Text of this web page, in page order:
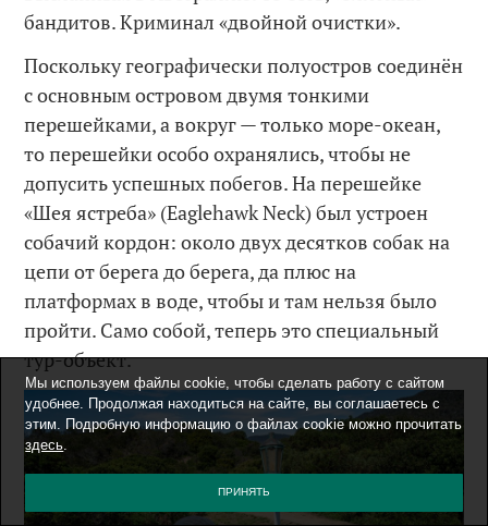
бандитов. Криминал «двойной очистки».
Поскольку географически полуостров соединён
с основным островом двумя тонкими
перешейками, а вокруг — только море-океан,
то перешейки особо охранялись, чтобы не
допусить успешных побегов. На перешейке
«Шея ястреба» (Eaglehawk Neck) был устроен
собачий кордон: около двух десятков собак на
цепи от берега до берега, да плюс на
платформах в воде, чтобы и там нельзя было
пройти. Само собой, теперь это специальный
тур-объект.
Мы используем файлы cookie, чтобы сделать работу с сайтом
удобнее. Продолжая находиться на сайте, вы соглашаетесь с
этим. Подробную информацию о файлах cookie можно прочитать
здесь.
ПРИНЯТЬ